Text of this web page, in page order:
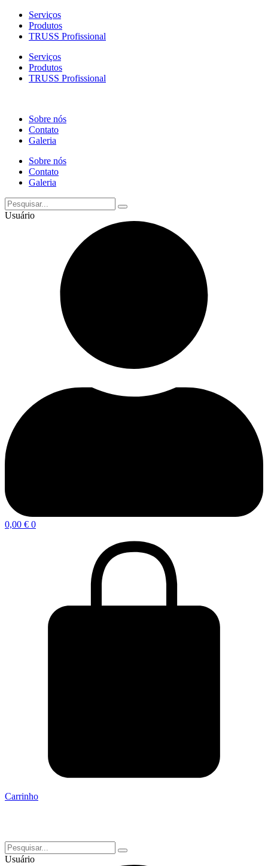
Pular
para
Serviços
Produtos
TRUSS Profissional
Serviços
Produtos
TRUSS Profissional
Sobre nós
Contato
Galeria
Sobre nós
Contato
Galeria
Usuário
0,00 € 0
Carrinho
Usuário